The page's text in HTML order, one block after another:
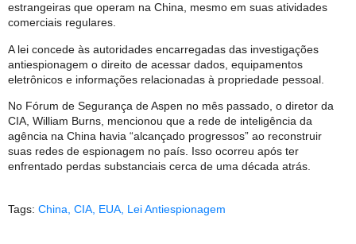
estrangeiras que operam na China, mesmo em suas atividades
comerciais regulares.
A lei concede às autoridades encarregadas das investigações
antiespionagem o direito de acessar dados, equipamentos
eletrônicos e informações relacionadas à propriedade pessoal.
No Fórum de Segurança de Aspen no mês passado, o diretor da
CIA, William Burns, mencionou que a rede de inteligência da
agência na China havia “alcançado progressos” ao reconstruir
suas redes de espionagem no país. Isso ocorreu após ter
enfrentado perdas substanciais cerca de uma década atrás.
Tags: China CIA EUA Lei Antiespionagem